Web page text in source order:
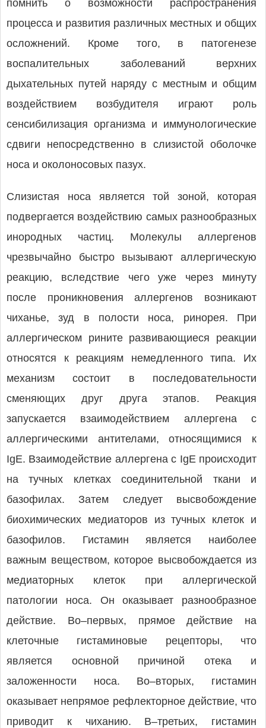
помнить о возможности распространения
процесса и развития различных местных и общих
осложнений. Кроме того, в патогенезе
воспалительных заболеваний верхних
дыхательных путей наряду с местным и общим
воздействием возбудителя играют роль
сенсибилизация организма и иммунологические
сдвиги непосредственно в слизистой оболочке
носа и околоносовых пазух.
Слизистая носа является той зоной, которая
подвергается воздействию самых разнообразных
инородных частиц. Молекулы аллергенов
чрезвычайно быстро вызывают аллергическую
реакцию, вследствие чего уже через минуту
после проникновения аллергенов возникают
чиханье, зуд в полости носа, ринорея. При
аллергическом рините развивающиеся реакции
относятся к реакциям немедленного типа. Их
механизм состоит в последовательности
сменяющих друг друга этапов. Реакция
запускается взаимодействием аллергена с
аллергическими антителами, относящимися к
IgE. Взаимодействие аллергена с IgE происходит
на тучных клетках соединительной ткани и
базофилах. Затем следует высвобождение
биохимических медиаторов из тучных клеток и
базофилов. Гистамин является наиболее
важным веществом, которое высвобождается из
медиаторных клеток при аллергической
патологии носа. Он оказывает разнообразное
действие. Во–первых, прямое действие на
клеточные гистаминовые рецепторы, что
является основной причиной отека и
заложенности носа. Во–вторых, гистамин
оказывает непрямое рефлек­торное действие, что
приводит к чиханию. В–тре­тьих, гистамин